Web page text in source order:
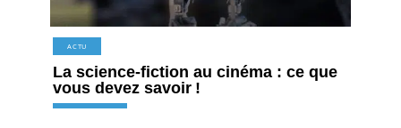
ACTU
La science-fiction au cinéma : ce que
vous devez savoir !